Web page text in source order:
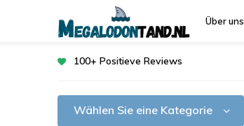
Über uns
100+ Positieve Reviews
Wählen Sie eine Kategorie